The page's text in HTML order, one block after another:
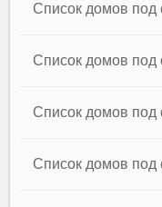
Список домов под
Список домов
Список домов
Список домов